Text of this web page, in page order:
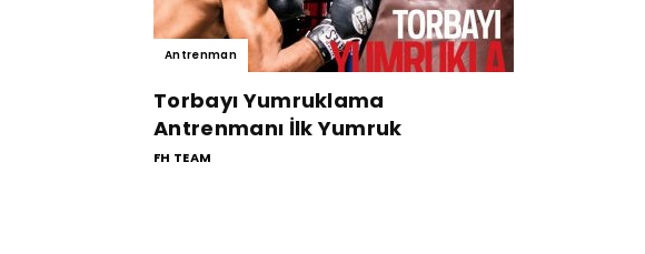
Antrenman
Torbayı Yumruklama
Antrenmanı İlk Yumruk
FH TEAM